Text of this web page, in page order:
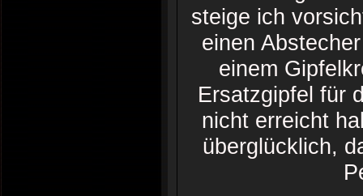
steige ich
einen
einem
Ersatzgipfel für
nicht erreicht
überglücklich,